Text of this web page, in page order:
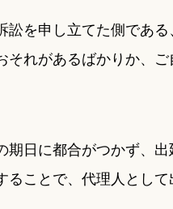
訟を申し立てた側であ
それがあるばかりか、
期日に都合がつかず、
ることで、代理人として